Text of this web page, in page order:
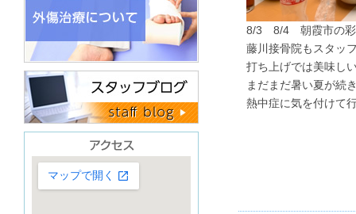
8/3 8/4 朝霞市の彩
藤川接骨院もスタッ
打ち上げでは美味し
まだまだ暑い夏が続
熱中症に気を付けて